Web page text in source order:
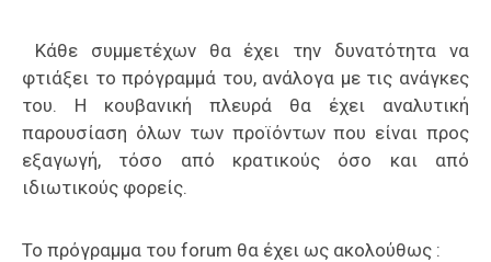
Κάθε συμμετέχων θα έχει την δυνατότητα να
φτιάξει το πρόγραμμά του, ανάλογα με τις ανάγκες
του. Η κουβανική πλευρά θα έχει αναλυτική
παρουσίαση όλων των προϊόντων που είναι προς
εξαγωγή, τόσο από κρατικούς όσο και από
ιδιωτικούς φορείς.
Το πρόγραμμα του forum θα έχει ως ακολούθως :